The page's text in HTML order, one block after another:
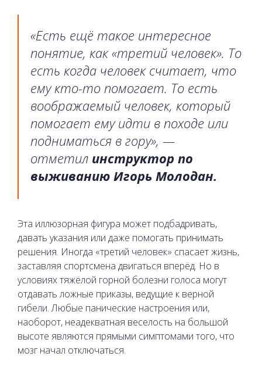
«Есть ещё такое интересное
понятие, как «третий человек». То
есть когда человек считает, что
ему кто-то помогает. То есть
воображаемый человек, который
помогает ему идти в походе или
подниматься в гору», —
отметил инструктор по
выживанию Игорь Молодан.
Эта иллюзорная фигура может подбадривать,
давать указания или даже помогать принимать
решения. Иногда «третий человек» спасает жизнь,
заставляя спортсмена двигаться вперёд. Но в
условиях тяжёлой горной болезни голоса могут
отдавать ложные приказы, ведущие к верной
гибели. Любые панические настроения или,
наоборот, неадекватная веселость на большой
высоте являются прямыми симптомами того, что
мозг начал отключаться.